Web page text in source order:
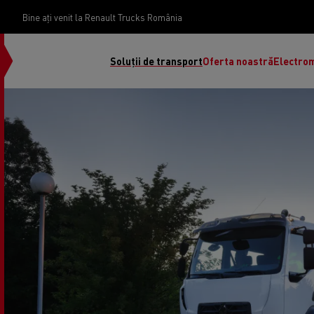
Bine ați venit la Renault Trucks România
Soluții de transportOferta noastră